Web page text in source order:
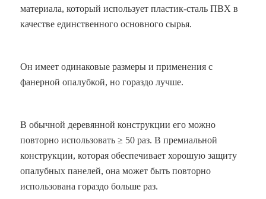
материала, который использует пластик-сталь ПВХ в
качестве единственного основного сырья.
Он имеет одинаковые размеры и применения с
фанерной опалубкой, но гораздо лучше.
В обычной деревянной конструкции его можно
повторно использовать ≥ 50 раз. В премиальной
конструкции, которая обеспечивает хорошую защиту
опалубных панелей, она может быть повторно
использована гораздо больше раз.